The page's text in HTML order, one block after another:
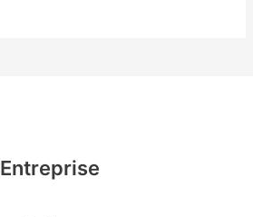
Entreprise